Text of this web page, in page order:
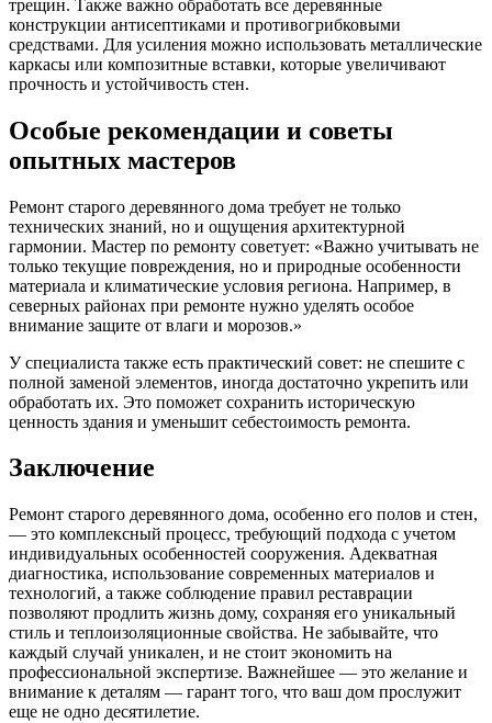
трещин. Также важно обработать все деревянные
конструкции антисептиками и противогрибковыми
средствами. Для усиления можно использовать металлические
каркасы или композитные вставки, которые увеличивают
прочность и устойчивость стен.
Особые рекомендации и советы
опытных мастеров
Ремонт старого деревянного дома требует не только
технических знаний, но и ощущения архитектурной
гармонии. Мастер по ремонту советует: «Важно учитывать не
только текущие повреждения, но и природные особенности
материала и климатические условия региона. Например, в
северных районах при ремонте нужно уделять особое
внимание защите от влаги и морозов.»
У специалиста также есть практический совет: не спешите с
полной заменой элементов, иногда достаточно укрепить или
обработать их. Это поможет сохранить историческую
ценность здания и уменьшит себестоимость ремонта.
Заключение
Ремонт старого деревянного дома, особенно его полов и стен,
— это комплексный процесс, требующий подхода с учетом
индивидуальных особенностей сооружения. Адекватная
диагностика, использование современных материалов и
технологий, а также соблюдение правил реставрации
позволяют продлить жизнь дому, сохраняя его уникальный
стиль и теплоизоляционные свойства. Не забывайте, что
каждый случай уникален, и не стоит экономить на
профессиональной экспертизе. Важнейшее — это желание и
внимание к деталям — гарант того, что ваш дом прослужит
еще не одно десятилетие.